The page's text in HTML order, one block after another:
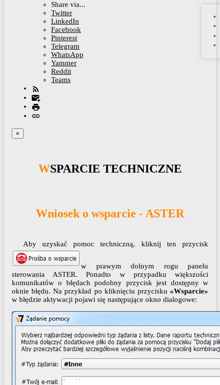
Share via...
Twitter
LinkedIn
Facebook
Pinterest
Telegram
WhatsApp
Yammer
Reddit
Teams
×
WSPARCIE TECHNICZNE
Wniosek o wsparcie - ASTER
Aby uzyskać pomoc techniczną, kliknij ten przycisk
w prawym dolnym rogu panelu
sterowania ASTER. Ponadto w przypadku większości
komunikatów o błędach podobny przycisk jest dostępny w
oknie błędu. Na przykład po kliknięciu przycisku «Wsparcie»
w błędzie aktywacji pojawi się następujące okno dialogowe: